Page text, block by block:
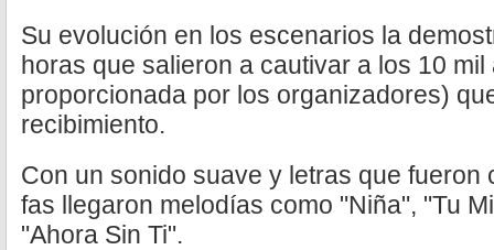
Su evolución en los escenarios la
horas que salieron a cautivar a los 10
proporcionada por los organizadores)
recibimiento.
Con un sonido suave y letras que fueron
fas llegaron melodías como "Niña", "Tu
"Ahora Sin Ti".